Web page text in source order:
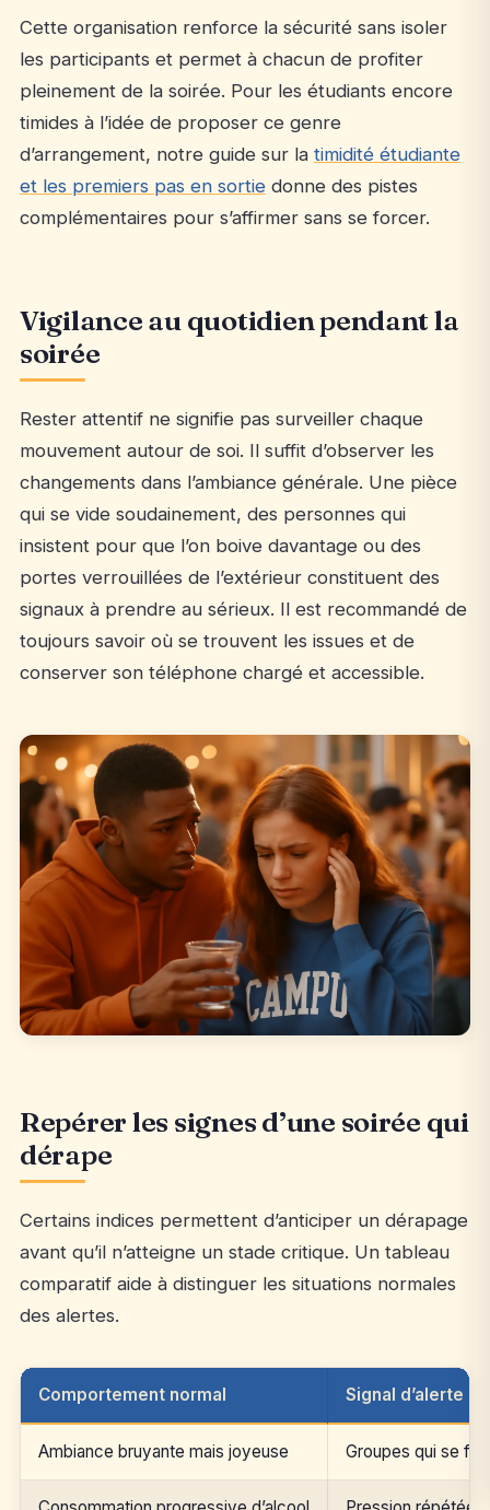
Cette organisation renforce la sécurité sans isoler
les participants et permet à chacun de profiter
pleinement de la soirée. Pour les étudiants encore
timides à l’idée de proposer ce genre
d’arrangement, notre guide sur la timidité étudiante
et les premiers pas en sortiedonne des pistes
complémentaires pour s’affirmer sans se forcer.
Vigilance au quotidien pendant la
soirée
Rester attentif ne signifie pas surveiller chaque
mouvement autour de soi. Il suffit d’observer les
changements dans l’ambiance générale. Une pièce
qui se vide soudainement, des personnes qui
insistent pour que l’on boive davantage ou des
portes verrouillées de l’extérieur constituent des
signaux à prendre au sérieux. Il est recommandé de
toujours savoir où se trouvent les issues et de
conserver son téléphone chargé et accessible.
Repérer les signes d’une soirée qui
dérape
Certains indices permettent d’anticiper un dérapage
avant qu’il n’atteigne un stade critique. Un tableau
comparatif aide à distinguer les situations normales
des alertes.
Comportement normal Signal d’alerte
Ambiance bruyante mais joyeuse Groupes qui se